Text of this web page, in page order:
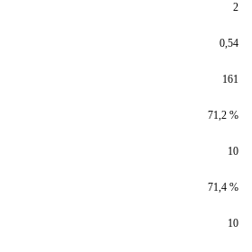
2
0,54
161
71,2 %
10
71,4 %
10